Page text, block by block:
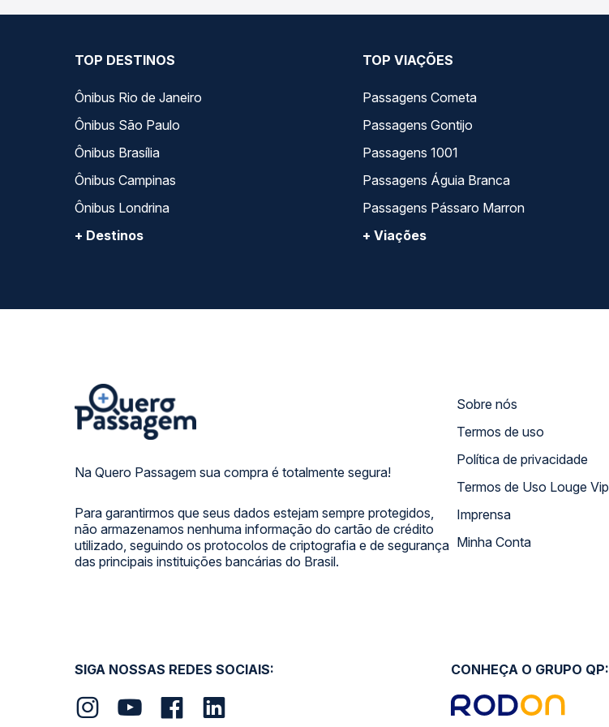
TOP DESTINOS
Ônibus Rio de Janeiro
Ônibus São Paulo
Ônibus Brasília
Ônibus Campinas
Ônibus Londrina
+ Destinos
TOP VIAÇÕES
Passagens Cometa
Passagens Gontijo
Passagens 1001
Passagens Águia Branca
Passagens Pássaro Marron
+ Viações
Na Quero Passagem sua compra é totalmente segura!
Para garantirmos que seus dados estejam sempre protegidos,
não armazenamos nenhuma informação do cartão de crédito
utilizado, seguindo os protocolos de criptografia e de segurança
das principais instituições bancárias do Brasil.
Sobre nós
Termos de uso
Política de privacidade
Termos de Uso Louge Vip
Imprensa
Minha Conta
SIGA NOSSAS REDES SOCIAIS: CONHEÇA O GRUPO QP: